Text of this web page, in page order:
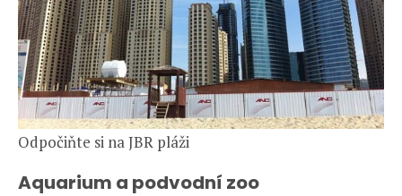
Odpočiňte si na JBR pláži
Aquarium a podvodní zoo